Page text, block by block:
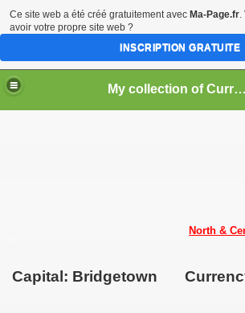
My collection of Currencies of the World ==> Coins and Banknotes
North &
Capital: Bridgetown
Ce site web a été créé gratuitement avec Ma-Page.fr.
avoir votre propre site web ?
INSCRIPTION GRATUITE